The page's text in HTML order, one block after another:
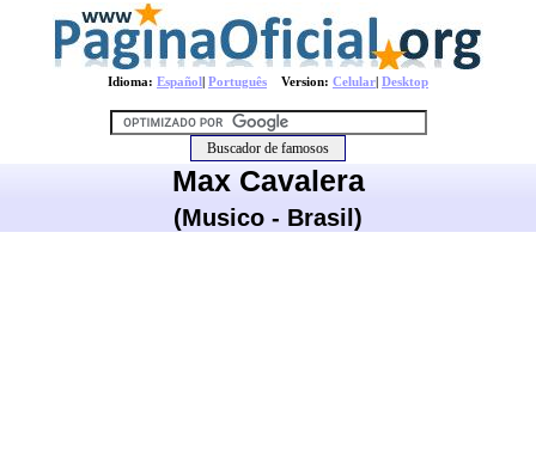
Idioma: Español| Português Version: Celular| Desktop
Max Cavalera
(Musico - Brasil)